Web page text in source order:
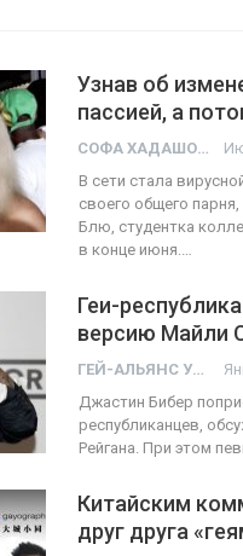
Узнав об
пассией, а
СОФА ХАДАШОТ
В сети стала
своего общего
Блю, студентка
в конце июня.…
Геи-
версию Майли
ГЕЙ-АЛЬЯНС УКРАИНА
Джастин Бибер
республиканцев,
Рейгана. При этом
Китайским
друг друга
ФОТО
Авиве собрал 200
участников
Июн 10, 2017 0